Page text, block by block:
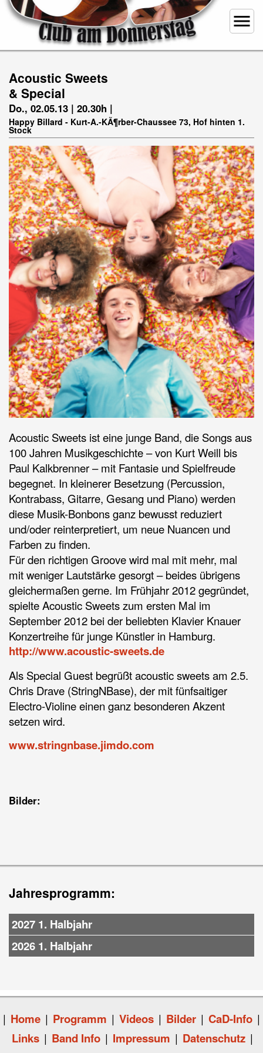
menu
Acoustic Sweets
& Special
Do., 02.05.13 | 20.30h |
Happy Billard - Kurt-A.-KÃ¶rber-Chaussee 73, Hof hinten 1.
Stock
Acoustic Sweets ist eine junge Band, die Songs aus
100 Jahren Musikgeschichte – von Kurt Weill bis
Paul Kalkbrenner – mit Fantasie und Spielfreude
begegnet. In kleinerer Besetzung (Percussion,
Kontrabass, Gitarre, Gesang und Piano) werden
diese Musik-Bonbons ganz bewusst reduziert
und/oder reinterpretiert, um neue Nuancen und
Farben zu finden.
Für den richtigen Groove wird mal mit mehr, mal
mit weniger Lautstärke gesorgt – beides übrigens
gleichermaßen gerne. Im Frühjahr 2012 gegründet,
spielte Acoustic Sweets zum ersten Mal im
September 2012 bei der beliebten Klavier Knauer
Konzertreihe für junge Künstler in Hamburg.
http://www.acoustic-sweets.de
Als Special Guest begrüßt acoustic sweets am 2.5.
Chris Drave (StringNBase), der mit fünfsaitiger
Electro-Violine einen ganz besonderen Akzent
setzen wird.
www.stringnbase.jimdo.com
Bilder:
Jahresprogramm:
2027 1. Halbjahr
2026 1. Halbjahr
| Home | Programm | Videos | Bilder | CaD-Info |
Links | Band Info | Impressum | Datenschutz |